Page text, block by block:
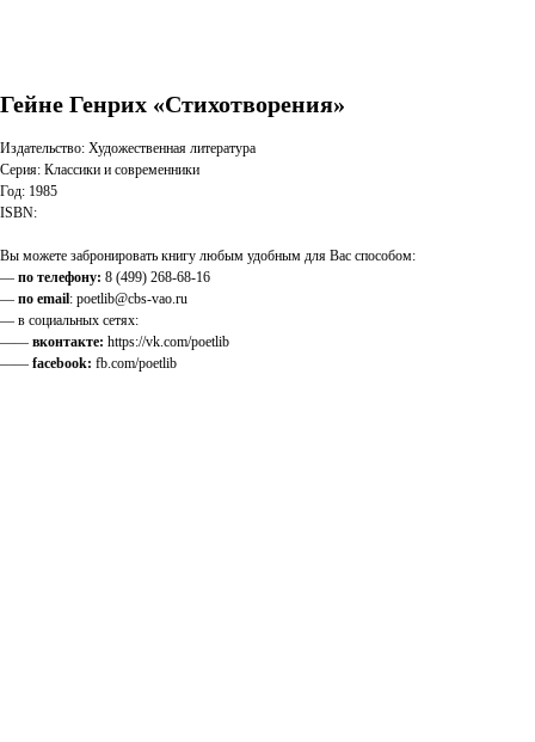
Гейне Генрих «Стихотворения»
Издательство: Художественная литература
Серия: Классики и современники
Год: 1985
ISBN:
Вы можете забронировать книгу любым удобным для Вас способом:
— по телефону: 8 (499) 268-68-16
— по email: poetlib@cbs-vao.ru
— в социальных сетях:
—— вконтакте: https://vk.com/poetlib
—— facebook: fb.com/poetlib